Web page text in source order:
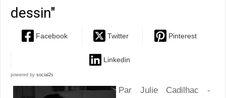
dessin"
Facebook Twitter Pinterest
Linkedin
powered by social2s
Par Julie Cadilhac -